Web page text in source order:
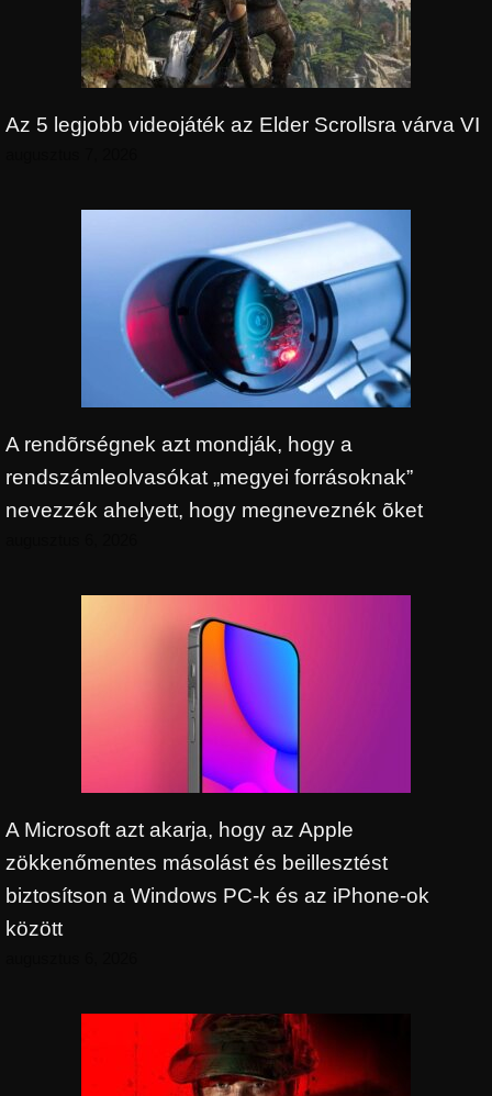
Az 5 legjobb videojáték az Elder Scrollsra várva VI
A rendõrségnek azt mondják, hogy a
rendszámleolvasókat „megyei forrásoknak”
nevezzék ahelyett, hogy megneveznék õket
A Microsoft azt akarja, hogy az Apple
zökkenőmentes másolást és beillesztést
biztosítson a Windows PC-k és az iPhone-ok
között